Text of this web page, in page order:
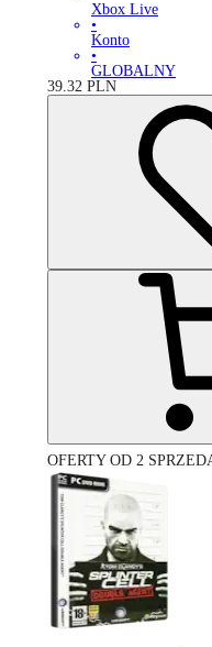
Xbox Live
•
Konto
•
GLOBALNY
39.32 PLN
OFERTY OD 2